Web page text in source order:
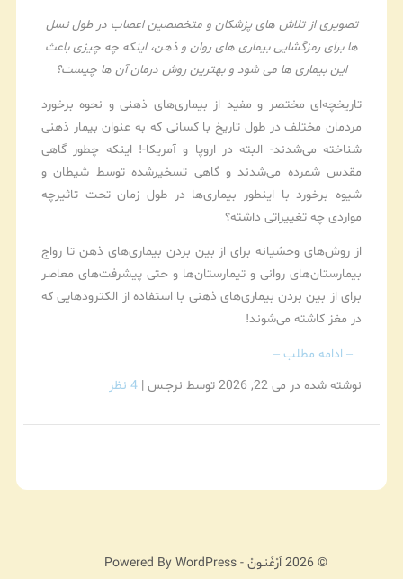
تصویری از تلاش های پزشکان و متخصصین اعصاب در طول نسل
ها برای رمزگشایی بیماری های روان و ذهن، اینکه چه چیزی باعث
این بیماری ها می شود و بهترین روش درمان آن ها چیست؟
تاریخچه‌ای مختصر و مفید از بیماری‌های ذهنی و نحوه برخورد
مردمان مختلف در طول تاریخ با کسانی که به عنوان بیمار ذهنی
شناخته می‌شدند- البته در اروپا و آمریکا-! اینکه چطور گاهی
مقدس شمرده می‌شدند و گاهی تسخیرشده توسط شیطان و
شیوه برخورد با اینطور بیماری‌ها در طول زمان تحت تاثیرچه
مواردی چه تغییراتی داشته؟
از روش‌های وحشیانه برای از بین بردن بیماری‌های ذهن تا رواج
بیمارستان‌های روانی و تیمارستان‌ها و حتی پیشرفت‌های معاصر
برای از بین بردن بیماری‌های ذهنی با استفاده از الکترودهایی که
در مغز کاشته می‌شوند!
– ادامه مطلب –
نوشته شده در می 22, 2026
توسط نرجـس | 4 نظر
© 2026 اَرْغَنـونْ - Powered By WordPress